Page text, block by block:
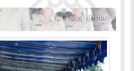
5 เดือน ที่ผ่านมา